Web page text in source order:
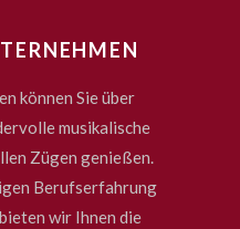
können Sie über
musikalische
Zügen genießen.
Berufserfahrung
wir Ihnen die